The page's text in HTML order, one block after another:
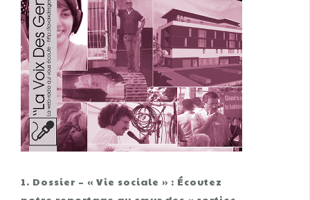
1. Dossier – « Vie sociale » : Écoutez